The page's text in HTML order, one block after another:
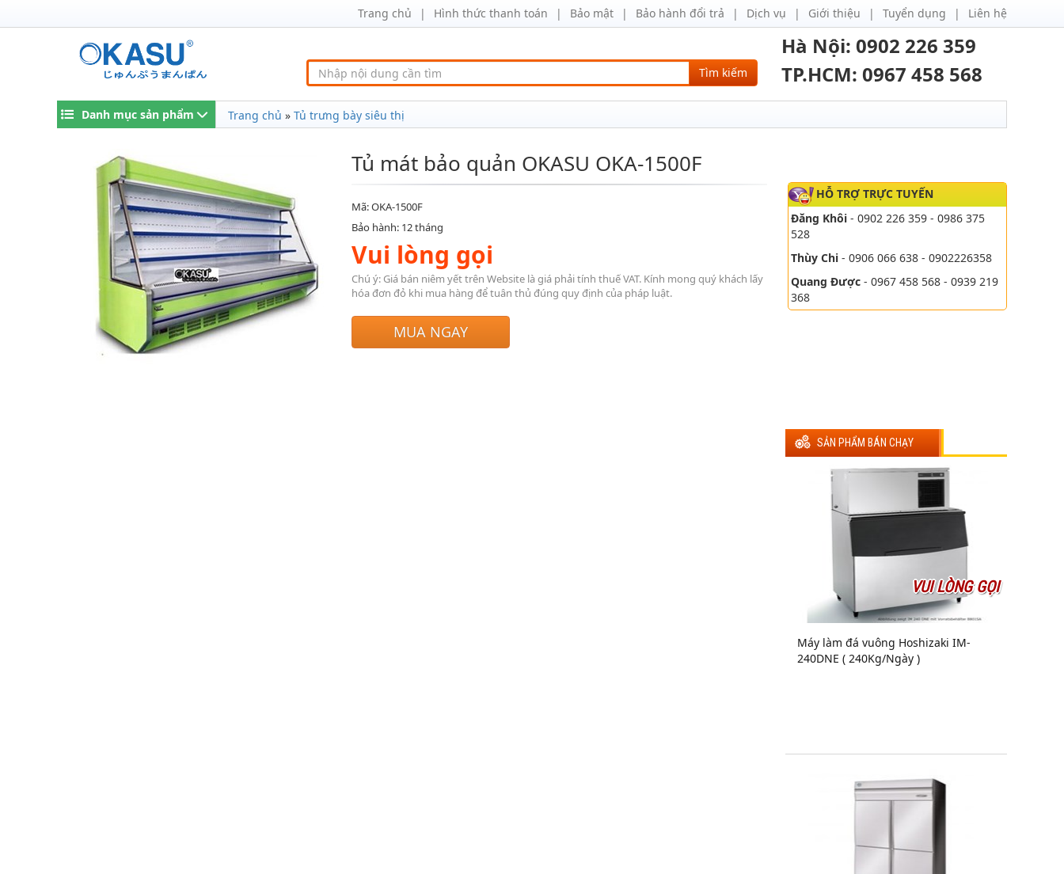
Trang chủ Hình thức thanh toán Bảo mật Bảo hành đổi trả Dịch vụ Giới thiệu Tuyển dụng Liên hệ
Tìm kiếm
Hà Nội: 0902 226 359
TP.HCM: 0967 458 568
Danh mục sản phẩm Trang chủ » Tủ trưng bày siêu thị
Tủ mát bảo quản OKASU OKA-1500F
HỖ TRỢ TRỰC TUYẾN
Đăng Khôi - 0902 226 359 - 0986 375
528
Thùy Chi - 0906 066 638 - 0902226358
Quang Được - 0967 458 568 - 0939 219
368
Mã: OKA-1500F
Bảo hành: 12 tháng
Vui lòng gọi
Chú ý: Giá bán niêm yết trên Website là giá phải tính thuế VAT. Kính mong quý khách lấy
hóa đơn đỏ khi mua hàng để tuân thủ đúng quy định của pháp luật.
MUA NGAY
SẢN PHẨM BÁN CHẠY
VUI LÒNG GỌI
Máy làm đá vuông Hoshizaki IM-
240DNE ( 240Kg/Ngày )